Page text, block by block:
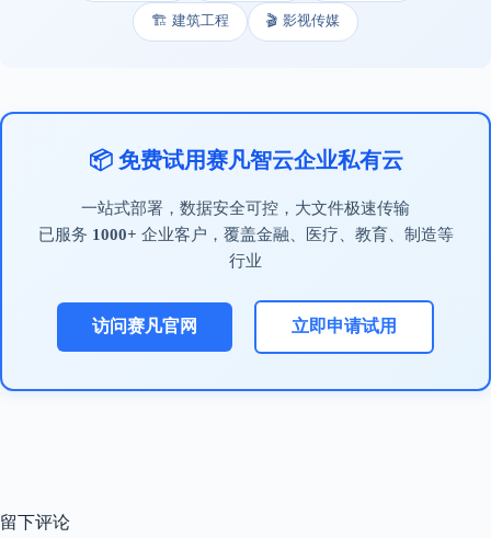
🏗️ 建筑工程 🎬 影视传媒
📦 免费试用赛凡智云企业私有云
一站式部署，数据安全可控，大文件极速传输
已服务 1000+ 企业客户，覆盖金融、医疗、教育、制造等
行业
访问赛凡官网 立即申请试用
留下评论